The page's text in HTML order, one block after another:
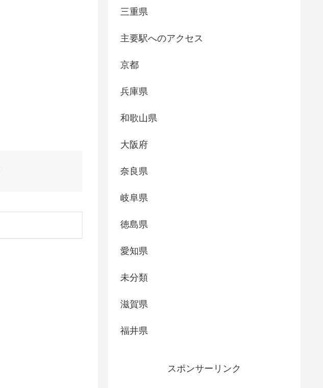
三重県
主要駅へのアクセス
京都
兵庫県
和歌山県
大阪府
奈良県
岐阜県
徳島県
愛知県
未分類
滋賀県
福井県
スポンサーリンク